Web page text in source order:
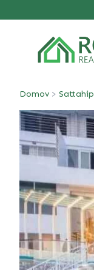
Domov > Sattahip